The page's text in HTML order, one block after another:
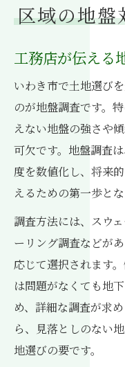
区域の地盤
工務店が伝える
いわき市で土地選び
のが地盤調査です。
えない地盤の強さや
可欠です。地盤調査
度を数値化し、将来
えるための第一歩とな
調査方法には、スウ
ーリング調査などが
応じて選択されます
は問題がなくても地
め、詳細な調査が求
ら、見落としのない
地選びの要です。